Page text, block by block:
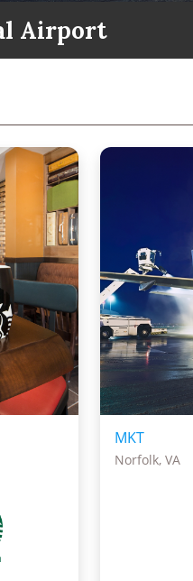
Airport
MKT
Norfolk, VA